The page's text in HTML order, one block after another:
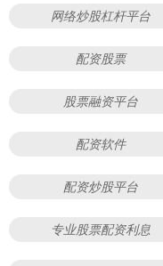
网络炒股杠杆平台
配资股票
股票融资平台
配资软件
配资炒股平台
专业股票配资利息